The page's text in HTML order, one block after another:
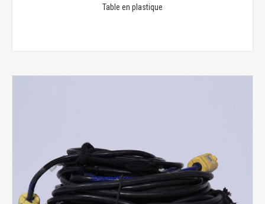
Table en plastique